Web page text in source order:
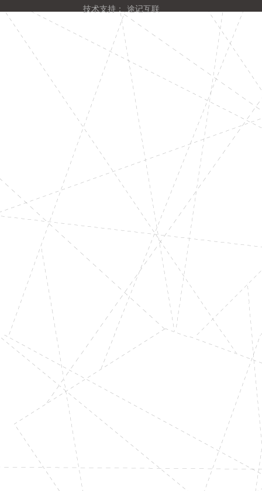
技术支持：
途记互联